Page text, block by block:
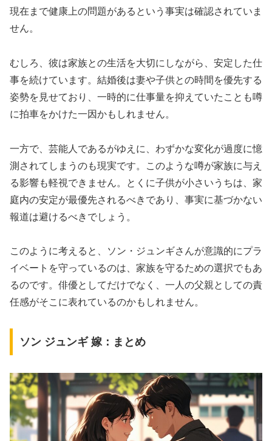
現在まで健康上の問題があるという事実は確認されていま
せん。
むしろ、彼は家族との生活を大切にしながら、安定した仕
事を続けています。結婚後は妻や子供との時間を優先する
姿勢を見せており、一時的に仕事量を抑えていたことも噂
に拍車をかけた一因かもしれません。
一方で、芸能人であるがゆえに、わずかな変化が過度に憶
測されてしまうのも現実です。このような噂が家族に与え
る影響も軽視できません。とくに子供が小さいうちは、家
庭内の安定が最優先されるべきであり、事実に基づかない
報道は避けるべきでしょう。
このように考えると、ソン・ジュンギさんが意識的にプラ
イベートを守っているのは、家族を守るための選択でもあ
るのです。俳優としてだけでなく、一人の父親としての責
任感がそこに表れているのかもしれません。
ソン ジュンギ 嫁：まとめ